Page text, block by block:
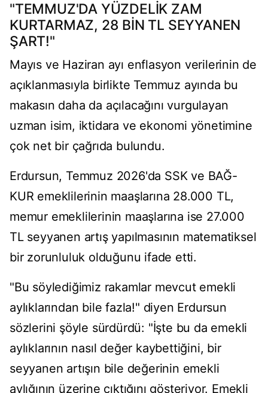
"TEMMUZ'DA YÜZDELİK ZAM
KURTARMAZ, 28 BİN TL SEYYANEN
ŞART!"
Mayıs ve Haziran ayı enflasyon verilerinin de
açıklanmasıyla birlikte Temmuz ayında bu
makasın daha da açılacağını vurgulayan
uzman isim, iktidara ve ekonomi yönetimine
çok net bir çağrıda bulundu.
Erdursun, Temmuz 2026'da SSK ve BAĞ-
KUR emeklilerinin maaşlarına 28.000 TL,
memur emeklilerinin maaşlarına ise 27.000
TL seyyanen artış yapılmasının matematiksel
bir zorunluluk olduğunu ifade etti.
"Bu söylediğimiz rakamlar mevcut emekli
aylıklarından bile fazla!" diyen Erdursun
sözlerini şöyle sürdürdü: "İşte bu da emekli
aylıklarının nasıl değer kaybettiğini, bir
seyyanen artışın bile değerinin emekli
aylığının üzerine çıktığını gösteriyor. Emekli